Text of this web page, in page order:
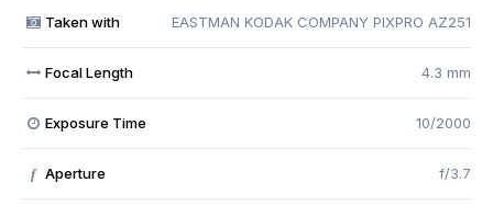
Taken with EASTMAN KODAK COMPANY PIXPRO AZ251
Focal Length 4.3 mm
Exposure Time 10/2000
f Aperture f/3.7